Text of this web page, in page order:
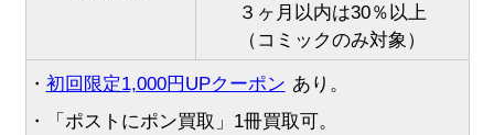
３ヶ月以内は30％以上
（コミックのみ対象）
・ 初回限定1,000円UPクーポン あり。
・「ポストにポン買取」1冊買取可。